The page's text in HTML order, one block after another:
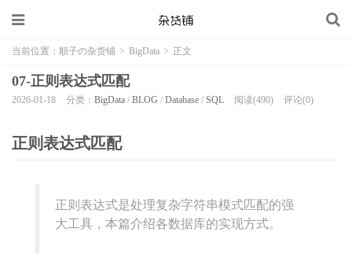
当前位置： 順子の杂货铺 > BigData > 正文
07-正则表达式匹配
2026-01-18 分类： BigData / BLOG / Database / SQL 阅读(490) 评论(0)
正则表达式匹配
正则表达式是处理复杂字符串模式匹配的强
大工具，本篇介绍各数据库的实现方式。